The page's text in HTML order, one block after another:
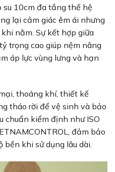
à
:
7
.
6
8
0
su 10cm đa tầng thế hệ
lại cảm giác êm ái nhưng
nằm. Sự kết hợp giữa
trọng cao giúp nệm nâng
áp lực vùng lưng và hạn
thoáng khí, thiết kế
tháo rời để vệ sinh và bảo
chuẩn kiểm định như ISO
đảm bảo
khi sử dụng lâu dài.